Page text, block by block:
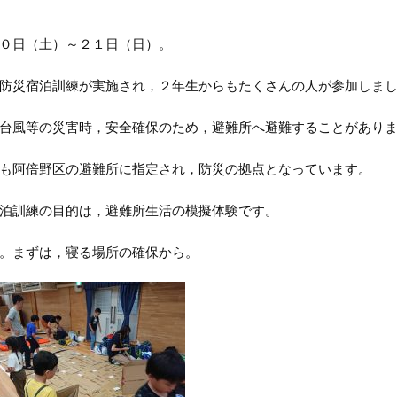
日（土）～２１日（日）。
災宿泊訓練が実施され，２年生からもたくさんの人が参加しまし
風等の災害時，安全確保のため，避難所へ避難することがありま
阿倍野区の避難所に指定され，防災の拠点となっています。
訓練の目的は，避難所生活の模擬体験です。
まずは，寝る場所の確保から。